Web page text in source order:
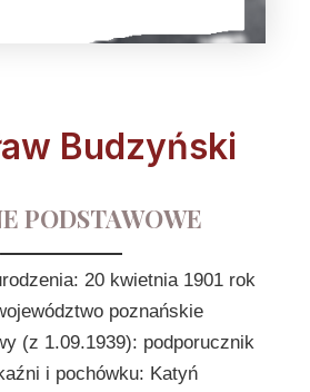
Budzyński
PODSTAWOWE
20 kwietnia 1901 rok
poznańskie
(z 1.09.1939): podporucznik
i pochówku: Katyń